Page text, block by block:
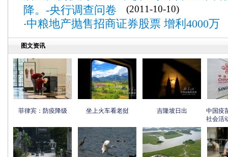
降。-央行调查问卷 (2011-10-10)
·中粮地产抛售招商证券股票 增利4000万
图文资讯
菲律宾：防疫降级 坐上火车看老挝 吉隆坡日出
中国疫
社会活